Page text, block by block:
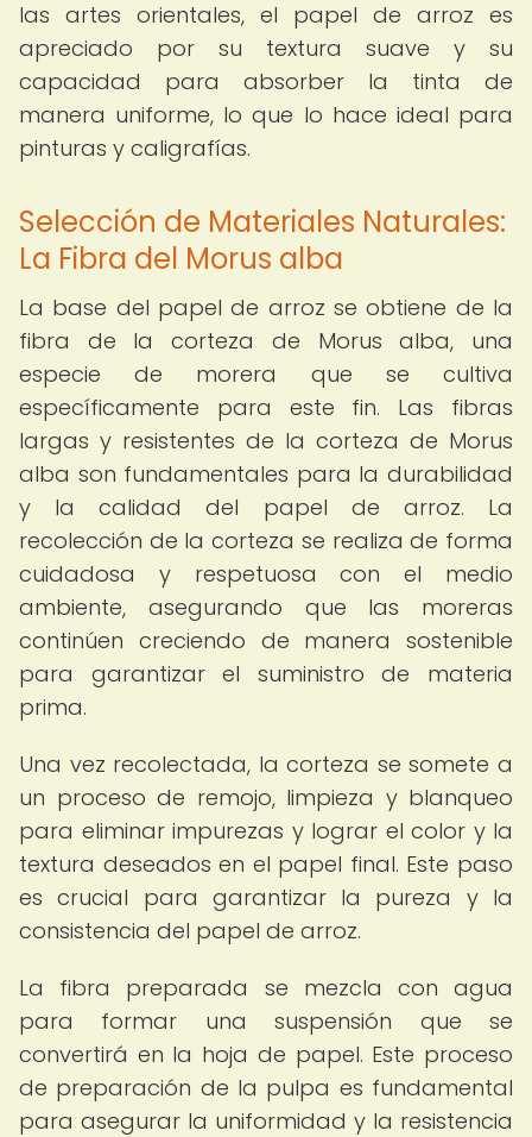
las artes orientales, el papel de arroz es
apreciado por su textura suave y su
capacidad para absorber la tinta de
manera uniforme, lo que lo hace ideal para
pinturas y caligrafías.
Selección de Materiales Naturales:
La Fibra del Morus alba
La base del papel de arroz se obtiene de la
fibra de la corteza de Morus alba, una
especie de morera que se cultiva
específicamente para este fin. Las fibras
largas y resistentes de la corteza de Morus
alba son fundamentales para la durabilidad
y la calidad del papel de arroz. La
recolección de la corteza se realiza de forma
cuidadosa y respetuosa con el medio
ambiente, asegurando que las moreras
continúen creciendo de manera sostenible
para garantizar el suministro de materia
prima.
Una vez recolectada, la corteza se somete a
un proceso de remojo, limpieza y blanqueo
para eliminar impurezas y lograr el color y la
textura deseados en el papel final. Este paso
es crucial para garantizar la pureza y la
consistencia del papel de arroz.
La fibra preparada se mezcla con agua
para formar una suspensión que se
convertirá en la hoja de papel. Este proceso
de preparación de la pulpa es fundamental
para asegurar la uniformidad y la resistencia